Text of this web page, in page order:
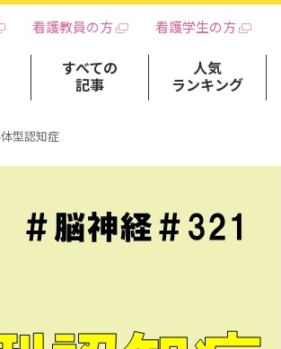
看護教員の方 看護学生の方
すべての
記事
人気
ランキング
型認知症